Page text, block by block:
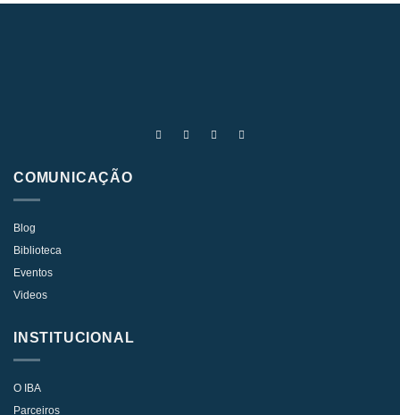
COMUNICAÇÃO
Blog
Biblioteca
Eventos
Videos
INSTITUCIONAL
O IBA
Parceiros